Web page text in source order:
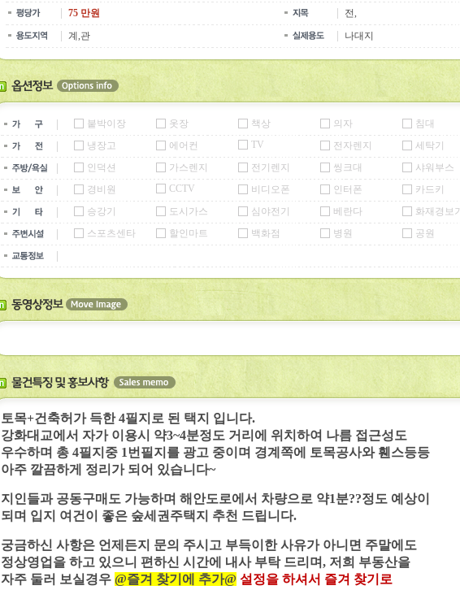
75 만원
전,
계,관
나대지
붙박이장 옷장 책상 의자 침대
냉장고
에어컨 TV 전자렌지 세탁기
인덕션
가스렌지 전기렌지 씽크대 샤워부스
경비원
CCTV 비디오폰 인터폰 카드키
승강기
도시가스 심야전기 베란다 화재경보기
스포츠센타
할인마트 백화점 병원 공원
토목+건축허가 득한 4필지로 된 택지 입니다.
강화대교에서 자가 이용시 약3~4분정도 거리에 위치하여 나름 접근성도
우수하며 총 4필지중 1번필지를 광고 중이며 경계쪽에 토목공사와 휀스등등
아주 깔끔하게 정리가 되어 있습니다~
지인들과 공동구매도 가능하며 해안도로에서 차량으로 약1분??정도 예상이
되며 입지 여건이 좋은 숲세권주택지 추천 드립니다.
궁금하신 사항은 언제든지 문의 주시고 부득이한 사유가 아니면 주말에도
정상영업을 하고 있으니 편하신 시간에 내사 부탁 드리며, 저희 부동산을
자주 둘러 보실경우 @즐겨 찾기에 추가@ 설정을 하셔서 즐겨 찾기로